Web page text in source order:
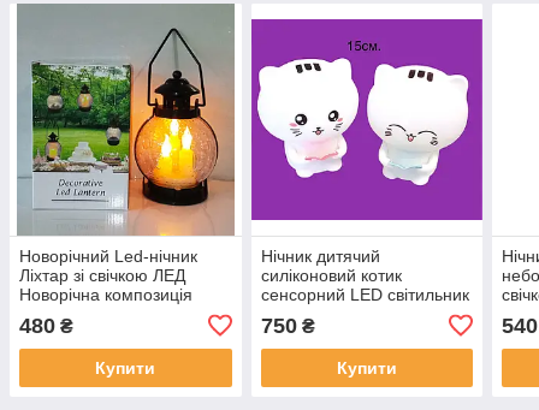
Новорічний Led-нічник
Ліхтар зі свічкою ЛЕД
Новорічна композиція
світлинками Світильник
480 ₴
Купити
Нічник дитячий
силіконовий котик
сенсорний LED світильник
750₴
Купити
540